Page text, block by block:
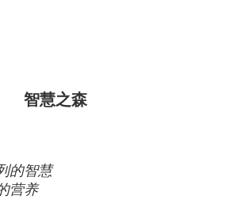
智慧之森
的智慧
营养